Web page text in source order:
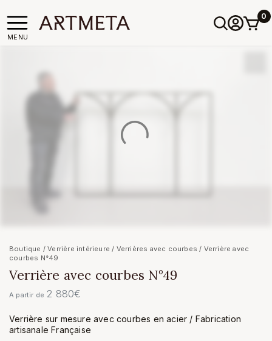
MENU
0
Boutique /Verrière intérieure / Verrières avec courbes / Verrière avec
courbes N°49
Verrière avec courbes N°49
A partir de 2 880€
Verrière sur mesure avec courbes en acier / Fabrication
artisanale Française